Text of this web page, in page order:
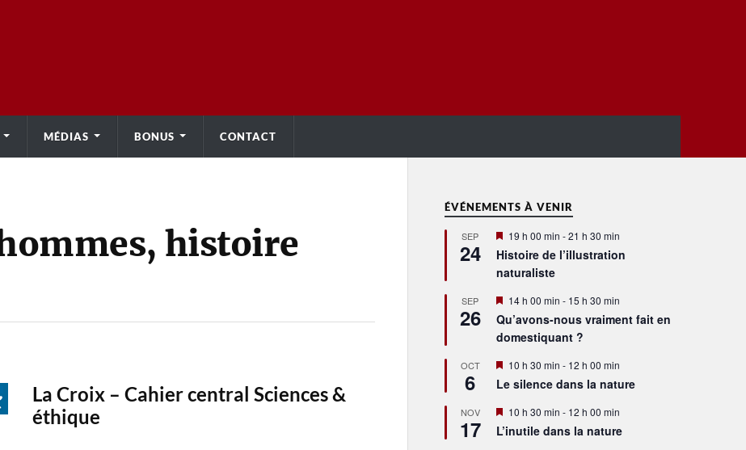
MÉDIAS BONUS CONTACT
histoire
La Croix – Cahier central Sciences &
éthique
ÉVÉNEMENTS À VENIR
SEP
24
Mis
avant
19 h 00 min -21 h 30 min
Histoire de l’illustration
naturaliste
SEP
26
Mis
en
avant
14 h 00 min - 15 h 30 min
Qu’avons-nous vraiment fait en
domestiquant ?
OCT
6
Mis
avant
10 h 30 min - 12 h 00 min
Le silence dans la nature
NOV
17
Mis
en
avant
10 h 30 min - 12 h 00 min
L’inutile dans la nature